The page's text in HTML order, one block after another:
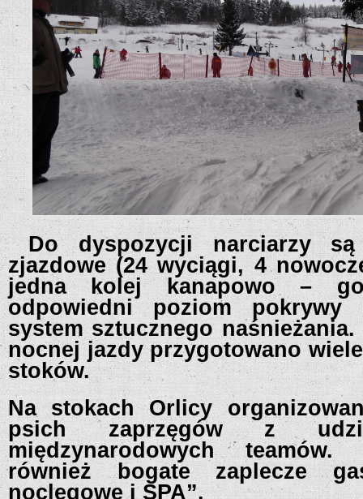
Do dyspozycji narciarzy
zjazdowe (24 wyciągi, 4
jedna kolej kanapowo –
odpowiedni poziom pokrywy
system sztucznego
nocnej jazdy przygotowano
stoków.
Na stokach Orlicy
psich zaprzęgów z
międzynarodowych
również bogate zaplecze
noclegowe i SPA”.